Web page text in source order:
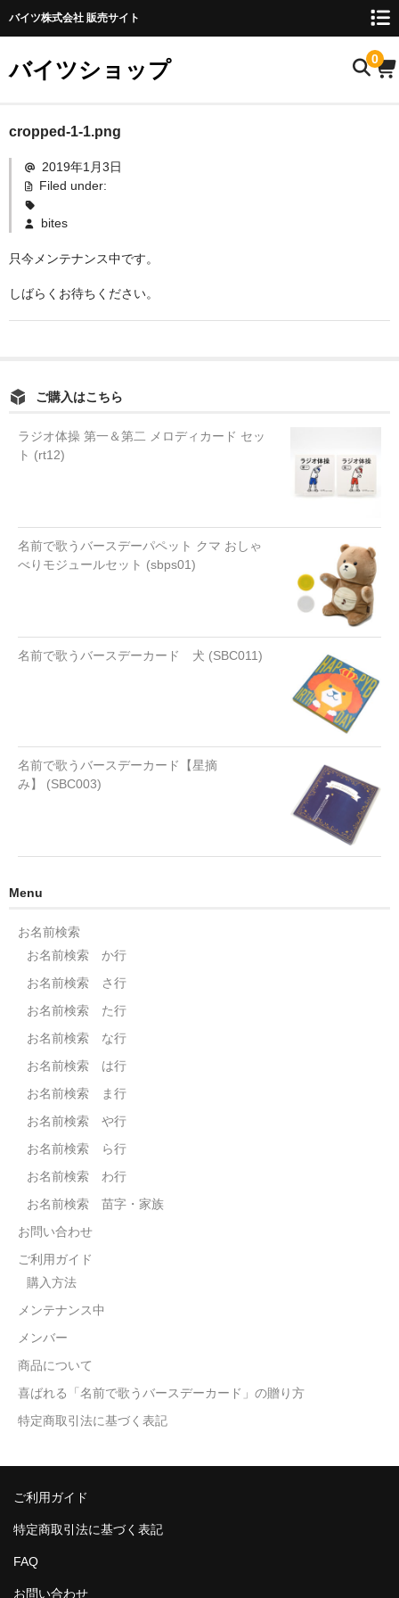
バイツ株式会社 販売サイト
バイツショップ 0
ホーム
商品について
お名前検索
お問い合わせ
cropped-1-1.png
2019年1月3日
Filed under:
bites
只今メンテナンス中です。
しばらくお待ちください。
ご購入はこちら
ラジオ体操 第一＆第二 メロディカード セッ
ト (rt12)
名前で歌うバースデーパペット クマ おしゃ
べりモジュールセット (sbps01)
名前で歌うバースデーカード 犬 (SBC011)
名前で歌うバースデーカード【星摘
み】 (SBC003)
Menu
お名前検索
お名前検索 か行
お名前検索 さ行
お名前検索 た行
お名前検索 な行
お名前検索 は行
お名前検索 ま行
お名前検索 や行
お名前検索 ら行
お名前検索 わ行
お名前検索 苗字・家族
お問い合わせ
ご利用ガイド
購入方法
メンテナンス中
メンバー
商品について
喜ばれる「名前で歌うバースデーカード」の贈り方
特定商取引法に基づく表記
ご利用ガイド
特定商取引法に基づく表記
FAQ
お問い合わせ